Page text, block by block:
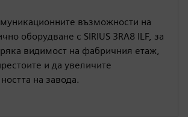
възможности на
оборудване с SIRIUS 3RA8 ILF, за
видимост на фабричния етаж,
и да увеличите
на завода.